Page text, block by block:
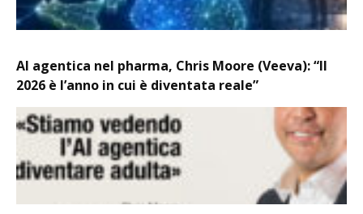
AI agentica nel pharma, Chris Moore (Veeva): “Il
2026 è l’anno in cui è diventata reale”